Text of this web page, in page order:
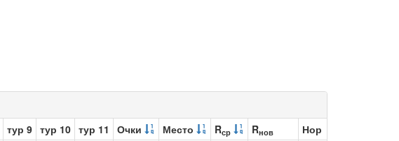
тур 9 тур 10 тур 11 Очки Место Rср Rнов
Нор